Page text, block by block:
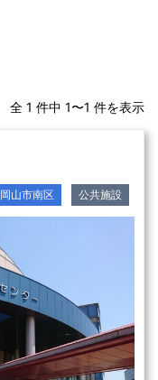
全 1 件中 1〜1 件を表示
岡山市南区 公共施設